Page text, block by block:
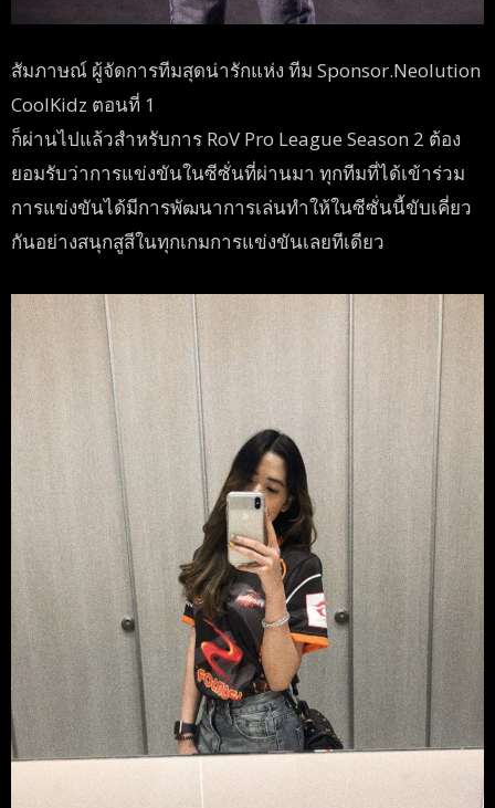
สัมภาษณ์ ผู้จัดการทีมสุดน่ารักแห่ง ทีม Sponsor.Neolution
CoolKidz ตอนที่ 1
ก็ผ่านไปแล้วสำหรับการ RoV Pro League Season 2 ต้อง
ยอมรับว่าการแข่งขันในซีซั่นที่ผ่านมา ทุกทีมที่ได้เข้าร่วม
การแข่งขันได้มีการพัฒนาการเล่นทำให้ในซีซั่นนี้ขับเคี่ยว
กันอย่างสนุกสูสีในทุกเกมการแข่งขันเลยทีเดียว